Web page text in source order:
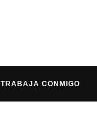
TRABAJA CONMIGO